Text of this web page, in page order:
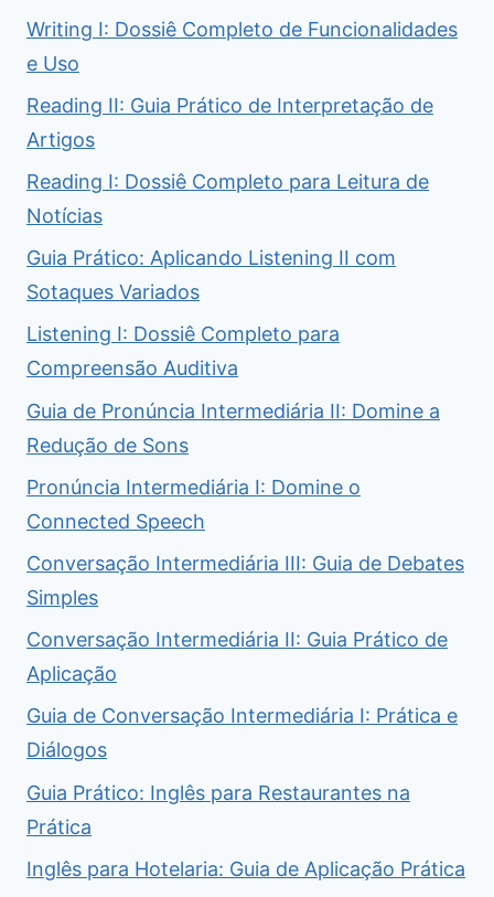
Writing I: Dossiê Completo de Funcionalidades
e Uso
Reading II: Guia Prático de Interpretação de
Artigos
Reading I: Dossiê Completo para Leitura de
Notícias
Guia Prático: Aplicando Listening II com
Sotaques Variados
Listening I: Dossiê Completo para
Compreensão Auditiva
Guia de Pronúncia Intermediária II: Domine a
Redução de Sons
Pronúncia Intermediária I: Domine o
Connected Speech
Conversação Intermediária III: Guia de Debates
Simples
Conversação Intermediária II: Guia Prático de
Aplicação
Guia de Conversação Intermediária I: Prática e
Diálogos
Guia Prático: Inglês para Restaurantes na
Prática
Inglês para Hotelaria: Guia de Aplicação Prática